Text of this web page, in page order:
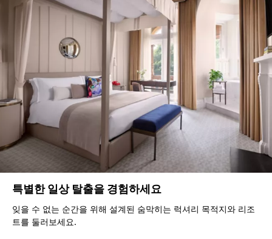
특별한 일상 탈출을 경험하세요
잊을 수 없는 순간을 위해 설계된 숨막히는 럭셔리 목적지와 리조
트를 둘러보세요.